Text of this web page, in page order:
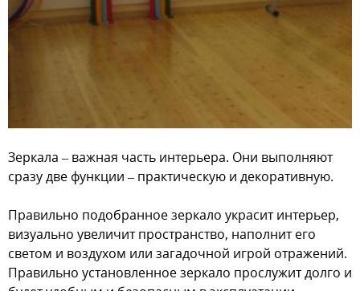
Зеркала – важная часть интерьера. Они выполняют
сразу две функции – практическую и декоративную.
Правильно подобранное зеркало украсит интерьер,
визуально увеличит пространство, наполнит его
светом и воздухом или загадочной игрой отражений.
Правильно установленное зеркало прослужит долго и